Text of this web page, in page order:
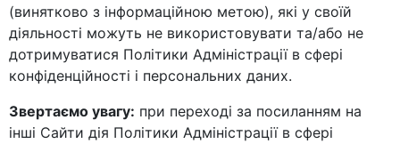
(винятково з інформаційною метою), які у своїй
діяльності можуть не використовувати та/або не
дотримуватися Політики Адміністрації в сфері
конфіденційності і персональних даних.
Звертаємо увагу: при переході за посиланням на
інші Сайти дія Політики Адміністрації в сфері